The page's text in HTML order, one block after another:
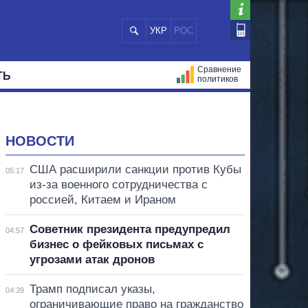
УКР РОС
Сравнение
политиков
НОВОСТИ
05:17
США расширили санкции против Кубы
из-за военного сотрудничества с
россией, Китаем и Ираном
04:57
Советник президента предупредил
бизнес о фейковых письмах с
угрозами атак дронов
04:39
Трамп подписал указы,
ограничивающие право на гражданство